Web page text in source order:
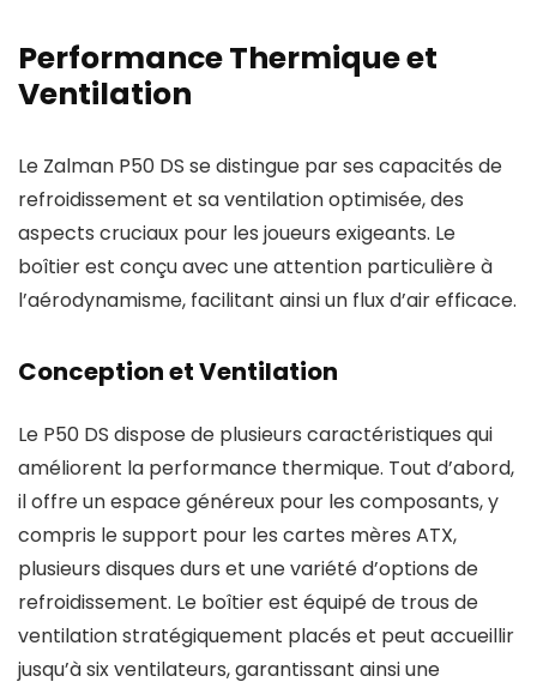
Performance Thermique et
Ventilation
Le Zalman P50 DS se distingue par ses capacités de
refroidissement et sa ventilation optimisée, des
aspects cruciaux pour les joueurs exigeants. Le
boîtier est conçu avec une attention particulière à
l’aérodynamisme, facilitant ainsi un flux d’air efficace.
Conception et Ventilation
Le P50 DS dispose de plusieurs caractéristiques qui
améliorent la performance thermique. Tout d’abord,
il offre un espace généreux pour les composants, y
compris le support pour les cartes mères ATX,
plusieurs disques durs et une variété d’options de
refroidissement. Le boîtier est équipé de trous de
ventilation stratégiquement placés et peut accueillir
jusqu’à six ventilateurs, garantissant ainsi une